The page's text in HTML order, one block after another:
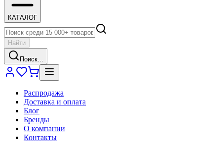
КАТАЛОГ
Найти
Поиск...
Распродажа
Доставка и оплата
Блог
Бренды
О компании
Контакты